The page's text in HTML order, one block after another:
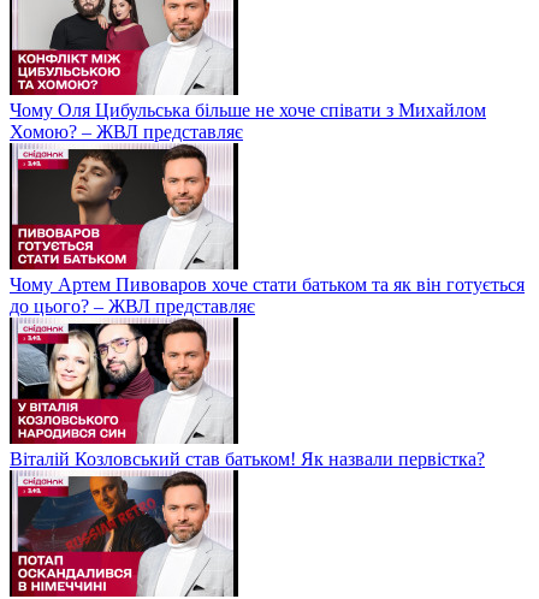
Чому Оля Цибульська більше не хоче співати з Михайлом
Хомою? – ЖВЛ представляє
Чому Артем Пивоваров хоче стати батьком та як він готується
до цього? – ЖВЛ представляє
Віталій Козловський став батьком! Як назвали первістка?